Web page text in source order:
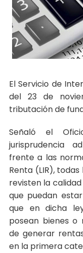
El Servicio de
del 23 de
tributación de
Señaló el
jurisprudencia
frente a las
Renta (LIR),
revisten la
que puedan
que en dicha
posean bienes o
de generar
en la primera